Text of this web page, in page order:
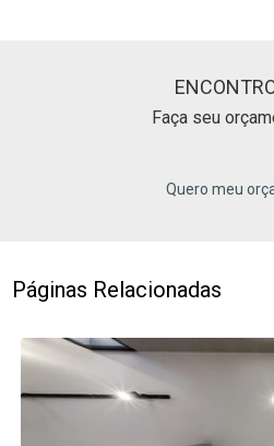
Faça seu
Quero meu
Páginas Relacionadas